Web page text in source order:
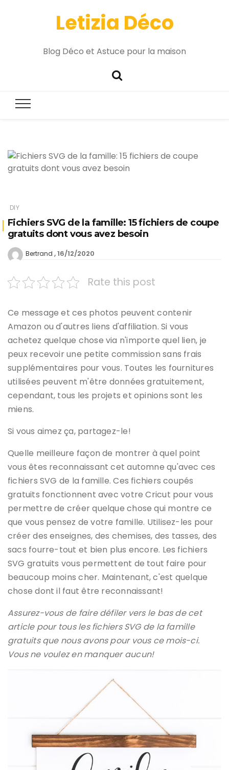
Letizia Déco
Blog Déco et Astuce pour la maison
DIY
Fichiers SVG de la famille: 15 fichiers de coupe
gratuits dont vous avez besoin
Bertrand 16/12/2020
Rate this post
Ce message et ces photos peuvent contenir
Amazon ou d'autres liens d'affiliation. Si vous
achetez quelque chose via n'importe quel lien, je
peux recevoir une petite commission sans frais
supplémentaires pour vous. Toutes les fournitures
utilisées peuvent m'être données gratuitement,
cependant, tous les projets et opinions sont les
miens.
Si vous aimez ça, partagez-le!
Quelle meilleure façon de montrer à quel point
vous êtes reconnaissant cet automne qu'avec ces
fichiers SVG de la famille. Ces fichiers coupés
gratuits fonctionnent avec votre Cricut pour vous
permettre de créer quelque chose qui montre ce
que vous pensez de votre famille. Utilisez-les pour
créer des enseignes, des chemises, des tasses, des
sacs fourre-tout et bien plus encore. Les fichiers
SVG gratuits vous permettent de tout faire pour
beaucoup moins cher. Maintenant, c'est quelque
chose dont il faut être reconnaissant!
Assurez-vous de faire défiler vers le bas de cet
article pour tous les fichiers SVG de la famille
gratuits que nous avons pour vous ce mois-ci.
Vous ne voulez en manquer aucun!